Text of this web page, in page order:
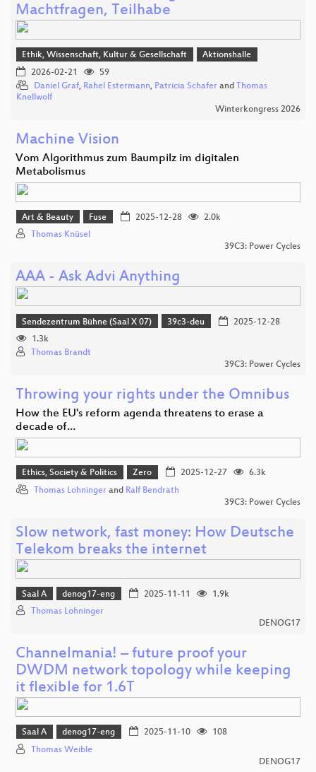
Machtfragen, Teilhabe
Ethik, Wissenschaft, Kultur & Gesellschaft
Aktionshalle
2026-02-21
59
Daniel Graf, Rahel Estermann, Patricia Schafer and Thomas
Knellwolf
Winterkongress 2026
Machine Vision
Vom Algorithmus zum Baumpilz im digitalen
Metabolismus
Art & Beauty Fuse 2025-12-28
2.0k
Thomas Knüsel
39C3: Power Cycles
AAA - Ask Advi Anything
Sendezentrum Bühne (Saal X 07) 39c3-deu
2025-12-28
1.3k
Thomas Brandt
39C3: Power Cycles
Throwing your rights under the Omnibus
How the EU's reform agenda threatens to erase a
decade of…
Ethics, Society & Politics Zero 2025-12-27
6.3k
Thomas Lohninger and Ralf Bendrath
39C3: Power Cycles
Slow network, fast money: How Deutsche
Telekom breaks the internet
Saal A denog17-eng 2025-11-11
1.9k
Thomas Lohninger
DENOG17
Channelmania! – future proof your
DWDM network topology while keeping
it flexible for 1.6T
Saal A denog17-eng 2025-11-10
108
Thomas Weible
DENOG17